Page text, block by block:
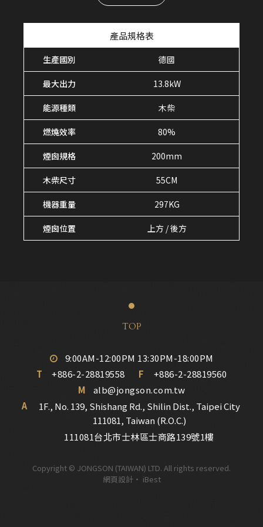
產品規格表
生產國別 德國
最大出力 13.8kW
能源種類 木柴
燃燒效率 80%
煙囪規格 200mm
木柴尺寸 55CM
機器重量 297KG
煙囪位置 上方 / 後方
9:00AM-12:00PM 13:30PM-18:00PM
T
+886-2-28819558 F
+886-2-28819560
M
alb@jongson.com.tw
A
1F., No. 139, Shishang Rd., Shilin Dist., Taipei City
111081, Taiwan (R.O.C.)
111081台北市士林區士商路139號1樓
Copyright © JONGSON (TAIWAN) LTD. All rights reserved.
網頁設計‧ iBest
TOP